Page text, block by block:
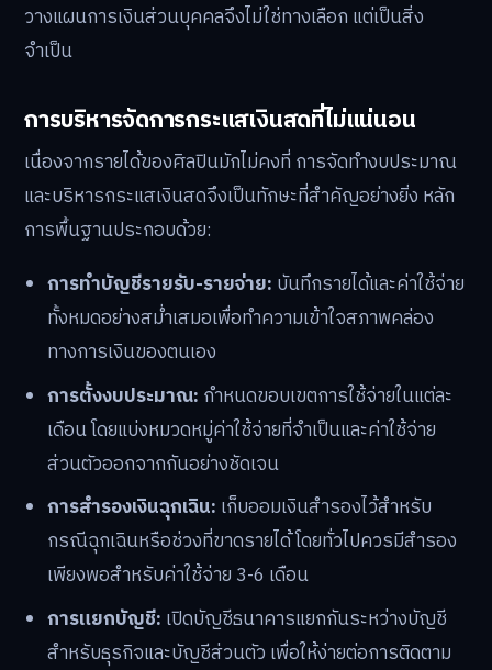
วางแผนการเงินส่วนบุคคลจึงไม่ใช่ทางเลือก แต่เป็นสิ่ง
จำเป็น
การบริหารจัดการกระแสเงินสดที่ไม่แน่นอน
เนื่องจากรายได้ของศิลปินมักไม่คงที่ การจัดทำงบประมาณ
และบริหารกระแสเงินสดจึงเป็นทักษะที่สำคัญอย่างยิ่ง หลัก
การพื้นฐานประกอบด้วย:
การทำบัญชีรายรับ-รายจ่าย: บันทึกรายได้และค่าใช้จ่าย
ทั้งหมดอย่างสม่ำเสมอเพื่อทำความเข้าใจสภาพคล่อง
ทางการเงินของตนเอง
การตั้งงบประมาณ: กำหนดขอบเขตการใช้จ่ายในแต่ละ
เดือน โดยแบ่งหมวดหมู่ค่าใช้จ่ายที่จำเป็นและค่าใช้จ่าย
ส่วนตัวออกจากกันอย่างชัดเจน
การสำรองเงินฉุกเฉิน: เก็บออมเงินสำรองไว้สำหรับ
กรณีฉุกเฉินหรือช่วงที่ขาดรายได้ โดยทั่วไปควรมีสำรอง
เพียงพอสำหรับค่าใช้จ่าย 3-6 เดือน
การแยกบัญชี: เปิดบัญชีธนาคารแยกกันระหว่างบัญชี
สำหรับธุรกิจและบัญชีส่วนตัว เพื่อให้ง่ายต่อการติดตาม